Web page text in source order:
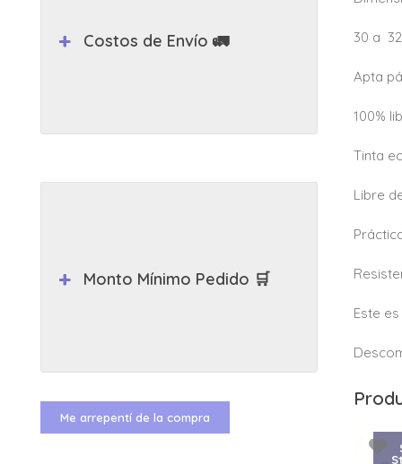
30 a
Apta
100%
Tinta
Libre
Este
Costos de Envío 🚛
Monto Mínimo Pedido 🛒
Me arrepentí de la compra